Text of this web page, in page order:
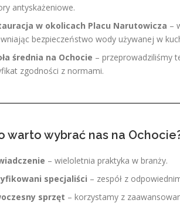
antyskażeniowe.
w okolicach Placu Narutowicza –
bezpieczeństwo wody używanej w
średnia na Ochocie – przeprowadziliśmy
zgodności z normami.
warto wybrać nas na
– wieloletnia praktyka w branży.
specjaliści – zespół z
sprzęt – korzystamy z